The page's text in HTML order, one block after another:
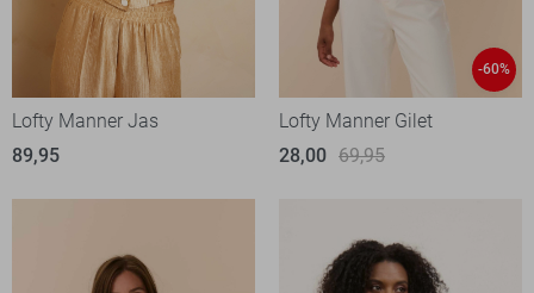
Lofty Manner Jas
89,95
-60%
Lofty Manner Gilet
28,00 69,95